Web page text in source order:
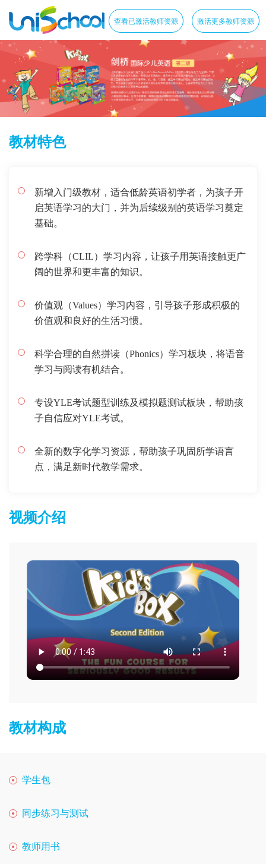
查看已激活教师资源 激活更多教师资源
教材特色
新增入门级教材，适合低龄英语初学者，为孩子开
启英语学习的大门，并为后续级别的英语学习奠定
基础。
跨学科（CLIL）学习内容，让孩子用英语接触更广
阔的世界和更丰富的知识。
价值观（Values）学习内容，引导孩子形成积极的
价值观和良好的生活习惯。
科学合理的自然拼读（Phonics）学习板块，将语音
学习与阅读有机结合。
专设YLE考试题型训练及模拟题测试板块，帮助孩
子自信应对YLE考试。
全新的数字化学习资源，帮助孩子巩固所学语言
点，满足新时代教学需求。
视频介绍
教材构成
学生包
同步练习与测试
教师用书